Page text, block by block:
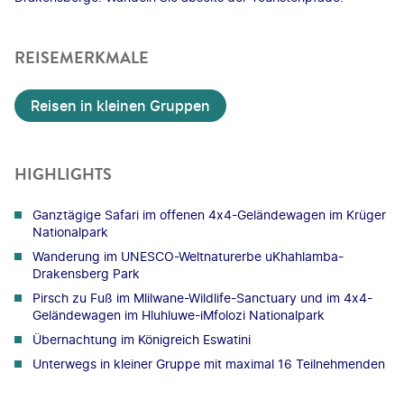
REISEMERKMALE
Reisen in kleinen Gruppen
HIGHLIGHTS
Ganztägige Safari im offenen 4x4-Geländewagen im Krüger
Nationalpark
Wanderung im UNESCO-Weltnaturerbe uKhahlamba-
Drakensberg Park
Pirsch zu Fuß im Mlilwane-Wildlife-Sanctuary und im 4x4-
Geländewagen im Hluhluwe-iMfolozi Nationalpark
Übernachtung im Königreich Eswatini
Unterwegs in kleiner Gruppe mit maximal 16 Teilnehmenden